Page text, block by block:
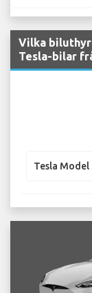
Vilka
Tesla-bilar
Tesla Model